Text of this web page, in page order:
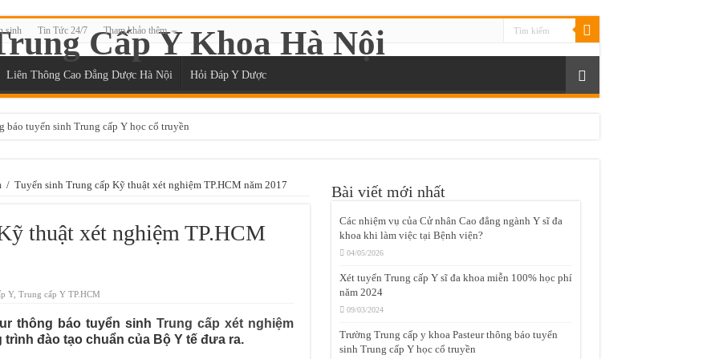
sinh Tin Tức 24/7 Tham khảo thêm
Liên Thông Cao Đẳng Dược Hà Nội Hỏi Đáp Y Dược
báo tuyển sinh Trung cấp Y học cổ truyền
tạo chứng chỉ xoa bóp bấm huyệt không?
chuẩn đầu ra Bộ Y tế
Sài Gòn năm 2020
Gòn năm 2020
/ Tuyển sinh Trung cấp Kỹ thuật xét nghiệm TP.HCM năm 2017
thuật xét nghiệm TP.HCM
Y, Trung cấp Y TP.HCM
thông báo tuyển sinh Trung cấp xét nghiệm
đào tạo chuẩn của Bộ Y tế đưa ra.
Bài viết mới nhất
Các nhiệm vụ của Cử nhân Cao đẳng ngành Y sĩ đa
khoa khi làm việc tại Bệnh viện?
04/05/2026
Xét tuyển Trung cấp Y sĩ đa khoa miễn 100% học phí
năm 2024
09/03/2024
Trường Trung cấp y khoa Pasteur thông báo tuyển
sinh Trung cấp Y học cổ truyền